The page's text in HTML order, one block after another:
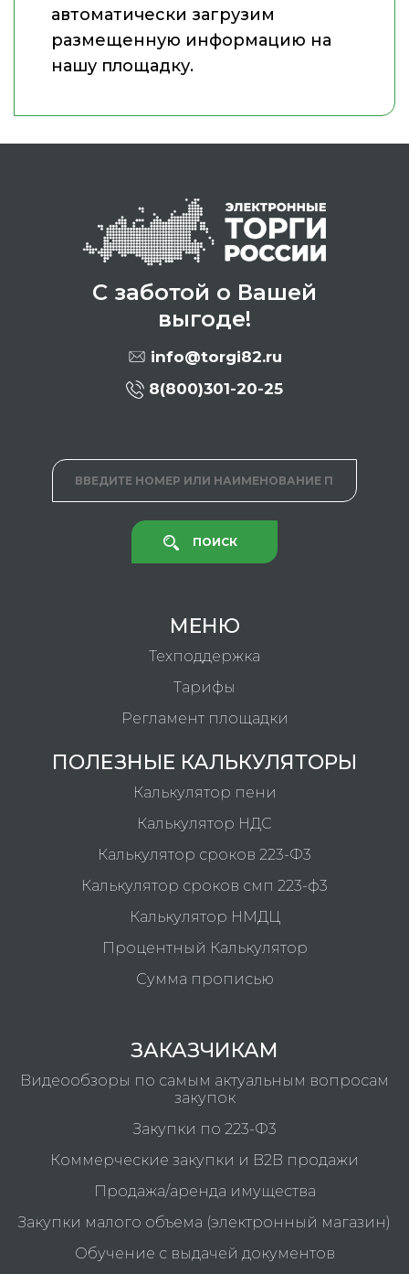
автоматически загрузим
размещенную информацию на
нашу площадку.
С заботой о Вашей
выгоде!
info@torgi82.ru
8(800)301-20-25
ПОИСК
МЕНЮ
Техподдержка
Тарифы
Регламент площадки
ПОЛЕЗНЫЕ КАЛЬКУЛЯТОРЫ
Калькулятор пени
Калькулятор НДС
Калькулятор сроков 223-Ф3
Калькулятор сроков смп 223-ф3
Калькулятор НМДЦ
Процентный Калькулятор
Сумма прописью
ЗАКАЗЧИКАМ
Видеообзоры по самым актуальным вопросам
закупок
Закупки по 223-Ф3
Коммерческие закупки и B2B продажи
Продажа/аренда имущества
Закупки малого объема (электронный магазин)
Обучение с выдачей документов